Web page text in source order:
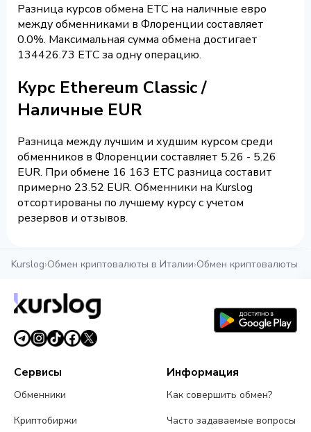
Разница курсов обмена ETC на наличные евро
между обменниками в Флоренции составляет
0.0%. Максимальная сумма обмена достигает
134426.73 ETC за одну операцию.
Курс Ethereum Classic /
Наличные EUR
Разница между лучшим и худшим курсом среди
обменников в Флоренции составляет 5.26 - 5.26
EUR. При обмене 16 163 ETC разница составит
примерно 23.52 EUR. Обменники на Kurslog
отсортированы по лучшему курсу с учетом
резервов и отзывов.
Kurslog›Обмен криптовалюты в Италии›Обмен криптовалюты в
Сервисы
Обменники
Криптобиржи
Информация
Как совершить обмен?
Часто задаваемые вопросы